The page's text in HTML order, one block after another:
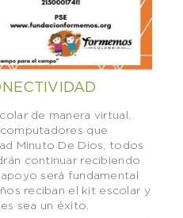
de manera virtual.
que
Minuto De Dios, todos
continuar recibiendo
será fundamental
reciban el kit escolar y
sea un éxito.